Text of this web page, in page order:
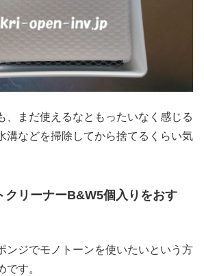
、まだ使えるなともったいなく感じる
溝などを掃除してから捨てるくらい気
クリーナーB&W5個入りをおす
ンジでモノトーンを使いたいという方
です。